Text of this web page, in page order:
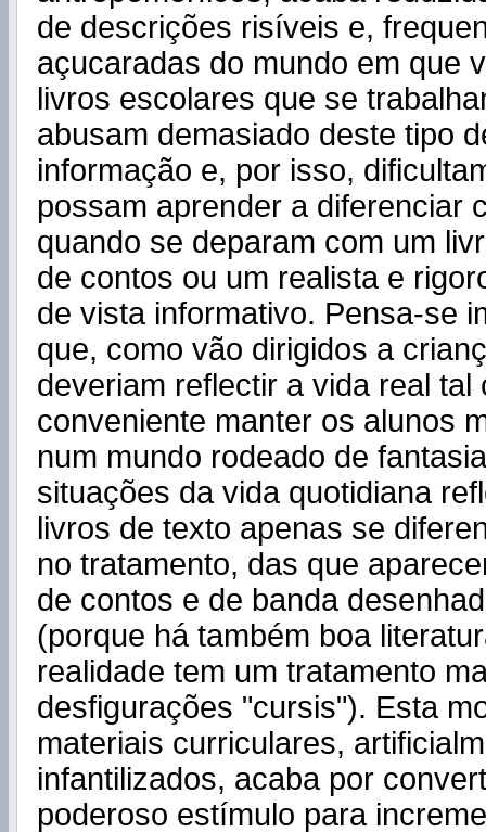
de descrições risíveis e,
açucaradas do mundo em que
livros escolares que se
abusam demasiado deste tipo
informação e, por isso,
possam aprender a diferenciar
quando se deparam com um
de contos ou um realista e
de vista informativo. Pensa-se
que, como vão dirigidos a
deveriam reflectir a vida real tal
conveniente manter os alunos
num mundo rodeado de
situações da vida quotidiana
livros de texto apenas se
no tratamento, das que
de contos e de banda
(porque há também boa
realidade tem um tratamento
desfigurações "cursis"). Esta
materiais curriculares,
infantilizados, acaba por
poderoso estímulo para